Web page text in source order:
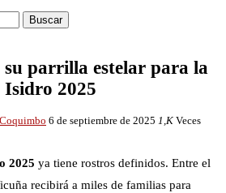
Buscar
su parrilla estelar para la
Isidro 2025
6 de septiembre de 2025 1,K Veces
2025 ya tiene rostros definidos. Entre el
recibirá a miles de familias para